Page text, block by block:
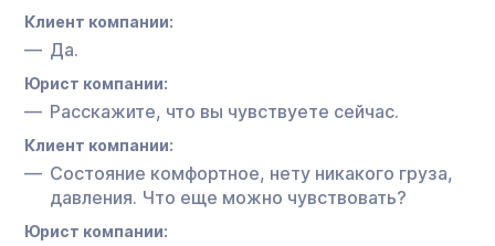
Клиент компании:
Да.
Юрист компании:
Расскажите, что вы чувствуете сейчас.
Клиент компании:
Состояние комфортное, нету никакого груза,
давления. Что еще можно чувствовать?
Юрист компании: